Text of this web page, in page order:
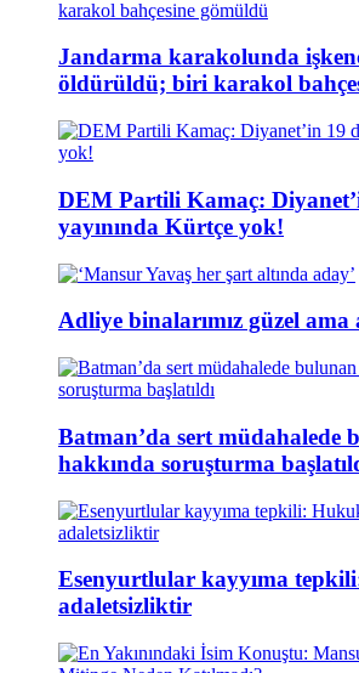
Jandarma karakolunda
öldürüldü; biri karakol
DEM Partili Kamaç:
yayınında Kürtçe yok!
Adliye binalarımız güzel ama
Batman’da sert müdahalede
hakkında soruşturma
Esenyurtlular kayyıma
adaletsizliktir